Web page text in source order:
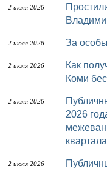
2 июля 2026
Простились с гвардии рядовым
2 июля 2026 За
2 июля 2026
Как получить гектар земли в Республике
Коми
2 июля 2026
Публичные слушания ГП «Печора» 20 июля
2026
2 июля 2026
Публичные слушания ГП «Печора» 20 июля